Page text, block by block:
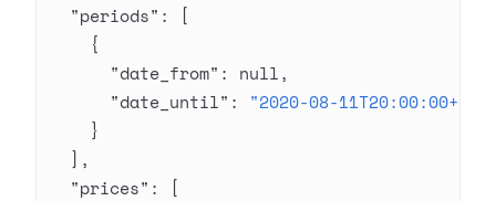
  "periods"
: [
    {
      "date_from"
: null,
      "date_until"
: "2020-08-
    }
  ],
  "prices"
: [